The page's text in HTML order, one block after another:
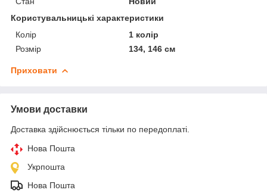
Користувальницькі характеристики
Колір
1 колір
Розмір
134, 146 см
Приховати
Умови доставки
Доставка здійснюється тільки по передоплаті.
Нова Пошта
Укрпошта
Нова Пошта